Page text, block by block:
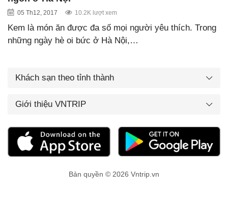
05 Th12, 2017 10.2K lượt xem
Kem là món ăn được đa số mọi người yêu thích. Trong
những ngày hè oi bức ở Hà Nội,…
Khách sạn theo tỉnh thành
Giới thiệu VNTRIP
Bản quyền © 2026 Vntrip.vn